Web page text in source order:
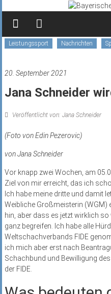
springen
Leistungssport Nachrichten
20. September 2021
Jana Schneider
Veröffentlicht von: Jana Schneider
(Foto von Edin Pezerovic)
von Jana Schneider
Vor knapp zwei Wochen, am
Ziel von mir erreicht, das ich
Ich habe meine dritte und damit
Weibliche Großmeisterin (WGM)
hin, aber dass es jetzt wirklich
ganz begreifen. Ich habe alle
Weltschachverbands FIDE
ich mich aber erst nach
Schachbund und Bewilligung
der FIDE.